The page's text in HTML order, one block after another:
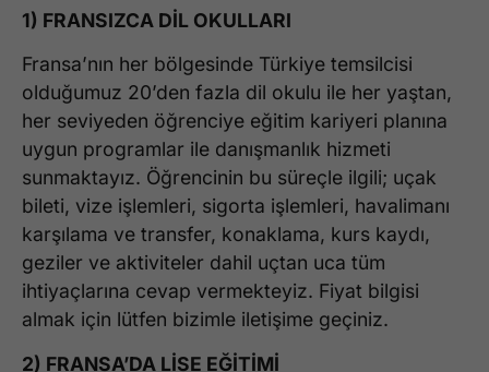
1) FRANSIZCA DİL OKULLARI
Fransa’nın her bölgesinde Türkiye temsilcisi
olduğumuz 20’den fazla dil okulu ile her yaştan,
her seviyeden öğrenciye eğitim kariyeri planına
uygun programlar ile danışmanlık hizmeti
sunmaktayız. Öğrencinin bu süreçle ilgili; uçak
bileti, vize işlemleri, sigorta işlemleri, havalimanı
karşılama ve transfer, konaklama, kurs kaydı,
geziler ve aktiviteler dahil uçtan uca tüm
ihtiyaçlarına cevap vermekteyiz. Fiyat bilgisi
almak için lütfen bizimle iletişime geçiniz.
2) FRANSA’DA LİSE EĞİTİMİ